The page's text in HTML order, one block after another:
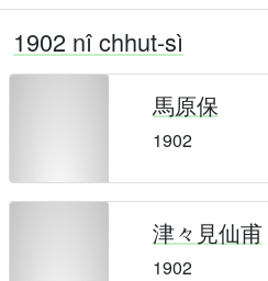
1902 nî chhut-sì
馬原保
1902
津々見仙甫
1902